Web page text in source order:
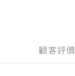
顧客評價